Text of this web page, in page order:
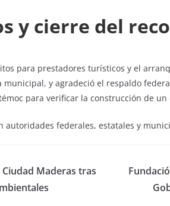
y cierre del
para prestadores turísticos y el
municipal, y agradeció el respaldo
para verificar la construcción de
autoridades federales, estatales y
Maderas tras